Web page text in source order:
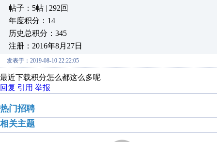
帖子：5帖 | 292回
年度积分：14
历史总积分：345
注册：2016年8月27日
发表于：2019-08-10 22:22:05
最近下载积分怎么都这么多呢
回复 引用 举报
热门招聘
相关主题